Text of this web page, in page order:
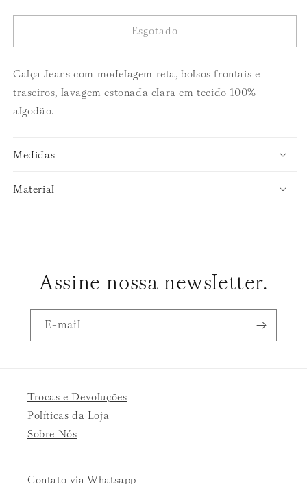
Esgotado
Calça Jeans com modelagem reta, bolsos frontais e
traseiros, lavagem estonada clara em tecido 100%
algodão.
Medidas
Material
Assine nossa newsletter.
E-mail
Trocas e Devoluções
Políticas da Loja
Sobre Nós
Contato via Whatsapp